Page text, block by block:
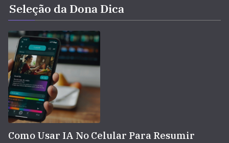
Seleção da Dona Dica
Como Usar IA No Celular Para Resumir